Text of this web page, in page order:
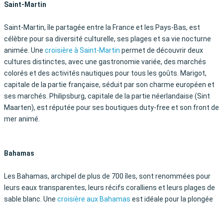
Saint-Martin
Saint-Martin, île partagée entre la France et les Pays-Bas, est
célèbre pour sa diversité culturelle, ses plages et sa vie nocturne
animée. Une croisière à Saint-Martin permet de découvrir deux
cultures distinctes, avec une gastronomie variée, des marchés
colorés et des activités nautiques pour tous les goûts. Marigot,
capitale de la partie française, séduit par son charme européen et
ses marchés. Philipsburg, capitale de la partie néerlandaise (Sint
Maarten), est réputée pour ses boutiques duty-free et son front de
mer animé.
Bahamas
Les Bahamas, archipel de plus de 700 îles, sont renommées pour
leurs eaux transparentes, leurs récifs coralliens et leurs plages de
sable blanc. Une croisière aux Bahamas est idéale pour la plongée